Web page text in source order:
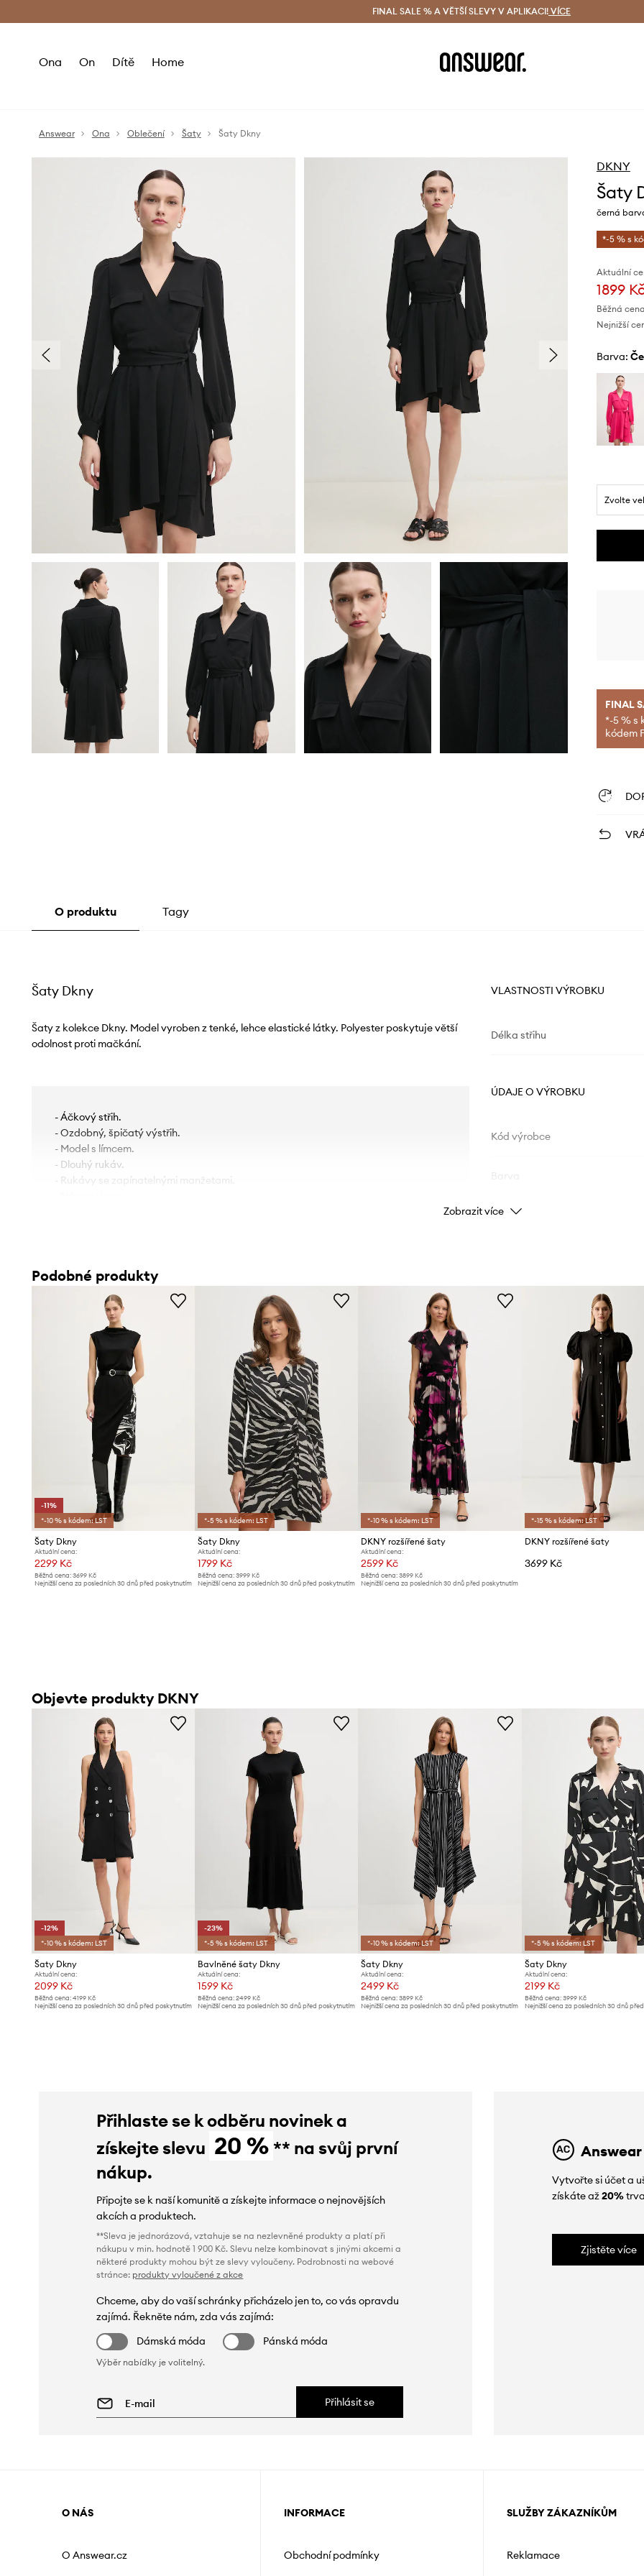
Doručení a vrácení zdarma (od 1800 Kč) Doručení i do 24 h
FINAL SALE % A VĚTŠÍ SLEVY V APLIKACI! VÍCE
Ona On Dítě Home
Answear Ona Oblečení Šaty Šaty Dkny
DKNY
Šaty
černá
*-5 % s
Aktuální
1899
Běžná
Nejnižší
Barva:
Zvolte
FINAL
*-5 % s
kódem
O produktu Tagy
Šaty Dkny
Šaty z kolekce Dkny. Model vyroben z tenké, lehce elastické látky. Polyester poskytuje větší
odolnost proti mačkání.
- Áčkový střih.
- Ozdobný, špičatý výstřih.
- Model s límcem.
- Dlouhý rukáv.
- Rukávy se zapínatelnými manžetami.
- Délka: 93 cm.
- Šířka pasu: 35 cm.
- Rozměry pro velikost: 30.
VLASTNOSTI VÝROBKU
Délka střihu
ÚDAJE O VÝROBKU
Kód výrobce
Značka
ID produktu
Zobrazit více
Podobné produkty
-11%
*-10 % s kódem: LST
Šaty Dkny
Aktuální cena:
2299 Kč
Běžná cena: 3699 Kč
Nejnižší cena za posledních 30 dnů před poskytnutím
*-5 % s kódem: LST
Šaty Dkny
Aktuální cena:
1799 Kč
Běžná cena:3999 Kč
Nejnižší cena za posledních 30 dnů před poskytnutím
*-10 % s kódem: LST
DKNY rozšířené šaty
Aktuální cena:
2599 Kč
Běžná cena: 3899 Kč
Nejnižší cena za posledních 30 dnů před poskytnutím
*-15 % s kódem: LST
DKNY rozšířené šaty
3699 Kč
Objevte produkty DKNY
-12%
*-10 % s kódem: LST
Šaty Dkny
Aktuální cena:
2099 Kč
Běžná cena: 4199 Kč
Nejnižší cena za posledních 30 dnů před poskytnutím
-23%
*-5 % s kódem: LST
Bavlněné šaty Dkny
Aktuální cena:
1599 Kč
Běžná cena:2499 Kč
Nejnižší cena za posledních 30 dnů před poskytnutím
*-10 % s kódem: LST
Šaty Dkny
Aktuální cena:
2499 Kč
Běžná cena: 3899 Kč
Nejnižší cena za posledních 30 dnů před poskytnutím
*-5 % s kódem: LST
Šaty Dkny
Aktuální cena:
2199 Kč
Běžná cena: 3999 Kč
Nejnižší cena za posledních 30 dnů
Přihlaste se k odběru novinek a
získejte slevu 20 % ** na svůj první
nákup.
Připojte se k naší komunitě a získejte informace o nejnovějších
akcích a produktech.
**Sleva je jednorázová, vztahuje se na nezlevněné produkty a platí při
nákupu v min. hodnotě 1 900 Kč. Slevu nelze kombinovat s jinými akcemi a
některé produkty mohou být ze slevy vyloučeny. Podrobnosti na webové
stránce: produkty vyloučené z akce
Chceme, aby do vaší schránky přicházelo jen to, co vás opravdu
zajímá. Řekněte nám, zda vás zajímá:
Dámská móda
Pánská móda
Výběr nabídky je volitelný.
Přihlásit se
Vytvořte si účet a
získáte až20%
Zjistěte více
O NÁS
O Answear.cz
INFORMACE
Obchodní podmínky
SLUŽBY ZÁKAZNÍKŮM
Reklamace